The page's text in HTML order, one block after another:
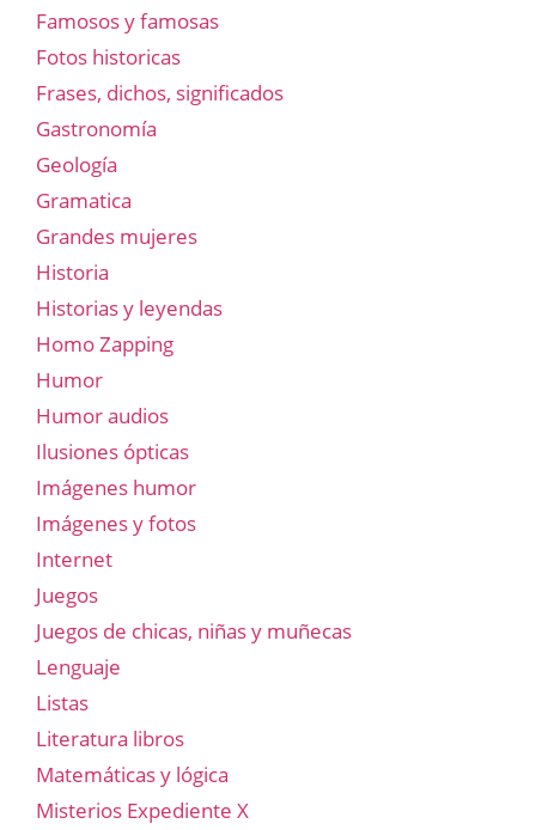
Famosos y famosas
Fotos historicas
Frases, dichos, significados
Gastronomía
Geología
Gramatica
Grandes mujeres
Historia
Historias y leyendas
Homo Zapping
Humor
Humor audios
Ilusiones ópticas
Imágenes humor
Imágenes y fotos
Internet
Juegos
Juegos de chicas, niñas y muñecas
Lenguaje
Listas
Literatura libros
Matemáticas y lógica
Misterios Expediente X